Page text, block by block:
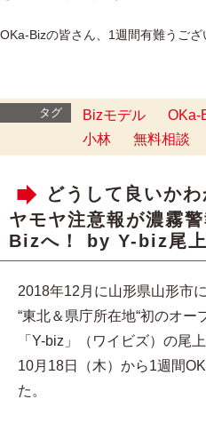
OKa-Bizの皆さん、1週間有難うござ
タグ Bizモデル OKa-
小林
無料相談
どうして良いか
ヤモヤ注意報が濃霧
Bizへ！ by Y-biz尾
2018年12月に山形県山形市に
“東北＆県庁所在地“初のオー
「Y-biz」（ワイビズ）の尾
10月18日（木）から1週間
た。